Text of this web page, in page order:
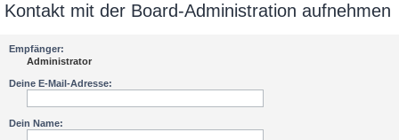
Kontakt mit der Board-Administration aufnehmen
Empfänger:
Administrator
Deine E-Mail-Adresse:
Dein Name: